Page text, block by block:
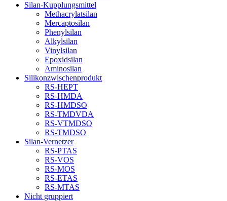
Silan-Kupplungsmittel
Methacrylatsilan
Mercaptosilan
Phenylsilan
Alkylsilan
Vinylsilan
Epoxidsilan
Aminosilan
Silikonzwischenprodukt
RS-HEPT
RS-HMDA
RS-HMDSO
RS-TMDVDA
RS-VTMDSO
RS-TMDSO
Silan-Vernetzer
RS-PTAS
RS-VOS
RS-MOS
RS-ETAS
RS-MTAS
Nicht gruppiert